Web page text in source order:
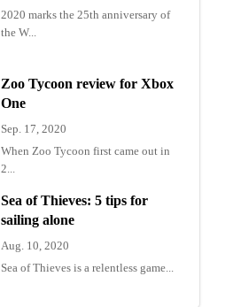
2020 marks the 25th anniversary of
the W...
Zoo Tycoon review for Xbox
One
Sep. 17, 2020
When Zoo Tycoon first came out in
2...
Sea of Thieves: 5 tips for
sailing alone
Aug. 10, 2020
Sea of Thieves is a relentless game...